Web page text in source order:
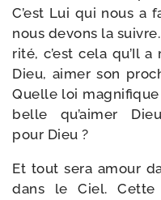
C’est Lui qui nous a
nous devons la
ri­té, c’est cela qu’Il
Dieu, aimer son
Quelle loi
belle qu’aimer
pour Dieu ?
Et tout sera amour
dans le Ciel. Cette